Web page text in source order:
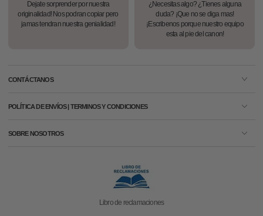
Dejate sorprender por nuestra
originalidad! Nos podran copiar pero
jamas tendran nuestra genialidad!
¿Necesitas algo? ¿Tienes alguna
duda? ¡Que no se diga mas!
¡Escribenos porque nuestro equipo
esta al pie del canon!
CONTÁCTANOS
POLÍTICA DE ENVÍOS | TERMINOS Y CONDICIONES
SOBRE NOSOTROS
Libro de reclamaciones